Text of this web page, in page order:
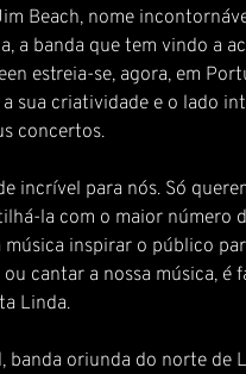
Beach, nome
a banda que tem vindo a
estreia-se, agora, em
sua criatividade e o lado
concertos.
incrível para nós. Só
la com o maior número
música inspirar o público
cantar a nossa música, é
Linda.
banda oriunda do norte de